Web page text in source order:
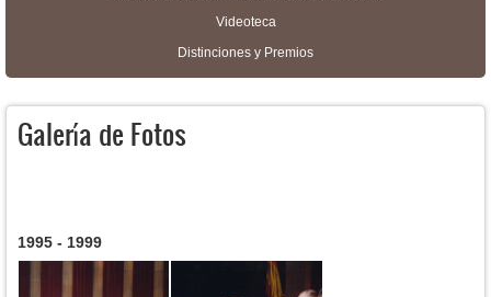
Videoteca
Distinciones y Premios
Galería de Fotos
1995 - 1999